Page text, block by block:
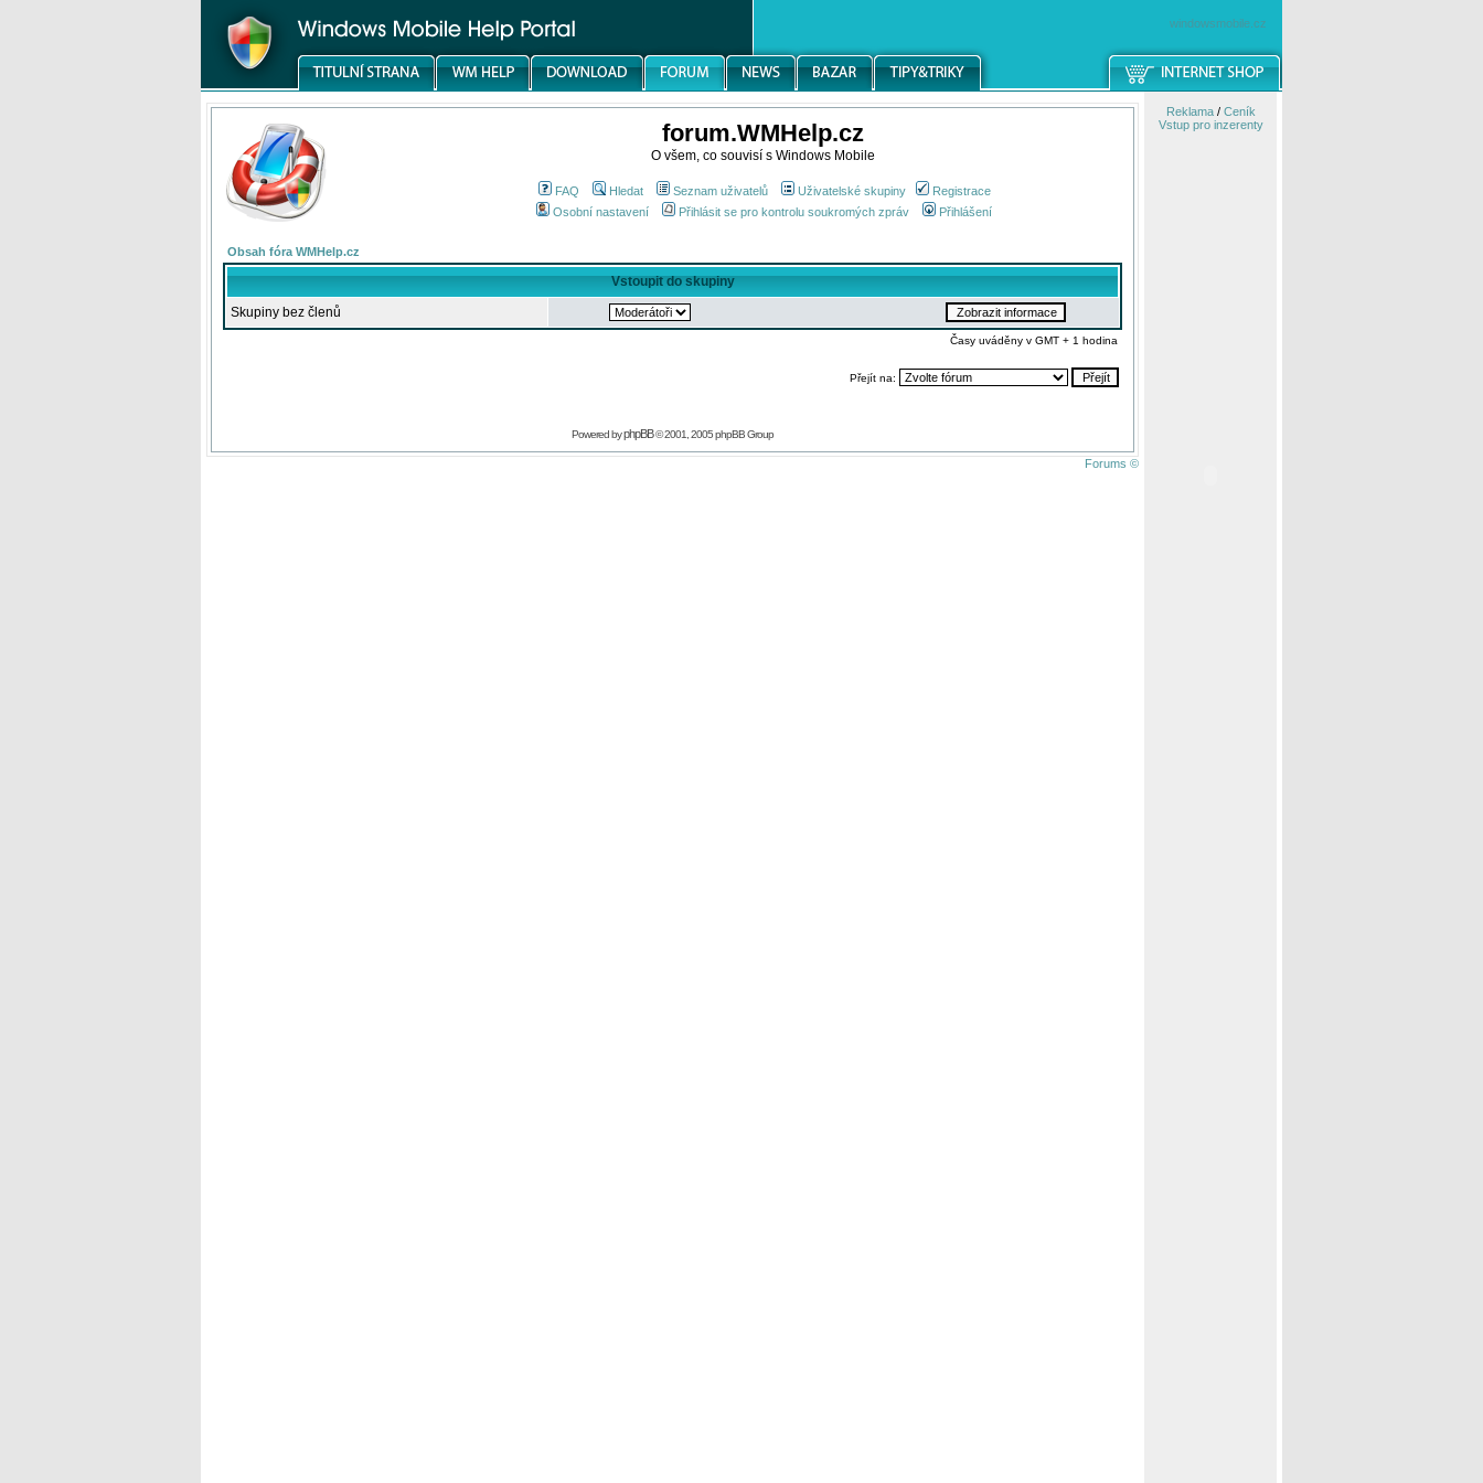
windowsmobile.cz
forum.WMHelp.cz
O všem, co souvisí s Windows Mobile
FAQ Hledat Seznam uživatelů Uživatelské skupiny
Registrace
Osobní nastavení
Přihlásit se pro kontrolu soukromých zpráv Přihlášení
Obsah fóra WMHelp.cz
Vstoupit do skupiny
Skupiny bez členů
Časy uváděny v GMT + 1 hodina
Přejít na:
Powered byphpBB© 2001, 2005 phpBB Group
Forums ©
Reklama/ Ceník
Vstup pro inzerenty